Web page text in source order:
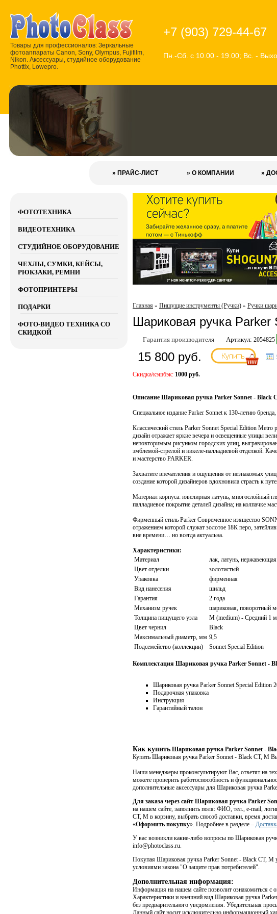
Товары для профессионалов: Зеркальные
фотоаппараты Canon, Sony, Olympus, Fujifilm,
Nikon. Аксессуары, студийное оборудование
Phottix, Lowepro.
+7 (903) 729-44-67
Пн.-Сб. с 10.00 - 19.00; Вс. -
» ПРАЙС-ЛИСТ » О КОМПАНИИ »
ФОТОТЕХНИКА
ВИДЕОТЕХНИКА
СТУДИЙНОЕ ОБОРУДОВАНИЕ
ЧЕХЛЫ, СУМКИ, КЕЙСЫ,
РЮКЗАКИ, РЕМНИ
ФОТОПРИНТЕРЫ
ПОДАРКИ
ФОТО-ВИДЕО ТЕХНИКА СО
СКИДКОЙ
Главная » Пишущие инструменты (Ручки) » Ручки
Шариковая ручка Parker
Гарантия производителя Артикул: 2054825
15 800 руб.
Скидка/кэшбэк: 1000 руб.
Описание Шариковая ручка Parker Sonnet - Black
Специальное издание Parker Sonnet к 130-летию
Классический стиль Parker Sonnet Special Edition
дизайн отражает яркие вечера и освещенные улицы
неповторимым рисунком городских улиц,
эмблемой-стрелой и никеле-палладиевой отделкой.
и мастерство PARKER.
Захватите впечатления и ощущения от незнакомых
создание которой дизайнеров вдохновила страсть к
Материал корпуса: ювелирная латунь, многослойный
палладиевое покрытие деталей дизайна; на колпачке
Фирменный стиль Parker Современное изящество
отражением которой служат золотое 18К перо,
вне времени… но всегда актуальна.
Характеристики:
Материал
лак, латунь, нержавеющая
Цвет отделки
золотистый
Упаковка
фирменная
Вид нанесения
шильд
Гарантия
2 года
Механизм ручек
шариковая, поворотный
Толщина пищущего узла
М (medium) - Средний 1
Цвет чернил
Black
Максимальный диаметр, мм 9,5
Подсемейство (коллекции)
Sonnet Special Edition
Комплектация Шариковая ручка Parker Sonnet -
Шариковая ручка Parker Sonnet Special Edition
Подарочная упаковка
Инструкция
Гарантийный талон
Как купить Шариковая ручка Parker Sonnet -
Купить Шариковая ручка Parker Sonnet - Black CT, M
Наши менеджеры проконсультируют Вас, ответят на
можете проверить работоспособность и
дополнительные аксессуары для Шариковая ручка
Для заказа через сайт Шариковая ручка Parker
на нашем сайте, заполнить поля: ФИО, тел., e-mail,
CT, M в корзину, выбрать способ доставки, время
«Оформить покупку». Подробнее в разделе –
У вас возникли какие-либо вопросы по Шариковая
info@photoclass.ru.
Покупая Шариковая ручка Parker Sonnet - Black CT, M
условиями закона "О защите прав потребителей".
Дополнительная информация:
Информация на нашем сайте позволит ознакомиться с
Xарактеристики и внешний вид Шариковая ручка
без предварительного уведомления. Убедительная
Данный сайт носит исключительно информационный